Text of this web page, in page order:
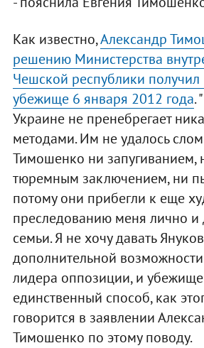
Как известно,Александр
решению Министерства
Чешской республики получил
убежище 6 января 2012 года.
Украине не пренебрегает
методами. Им не удалось
Тимошенко ни запугиванием,
тюремным заключением, ни
потому они прибегли к еще
преследованию меня лично и
семьи. Я не хочу давать
дополнительной
лидера оппозиции, и
единственный способ, как
говорится в заявлении
Тимошенко по этому поводу.